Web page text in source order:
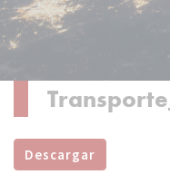
Descargar